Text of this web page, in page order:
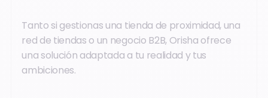
Tanto si gestionas una tienda de proximidad, una
red de tiendas o un negocio B2B, Orisha ofrece
una solución adaptada a tu realidad y tus
ambiciones.